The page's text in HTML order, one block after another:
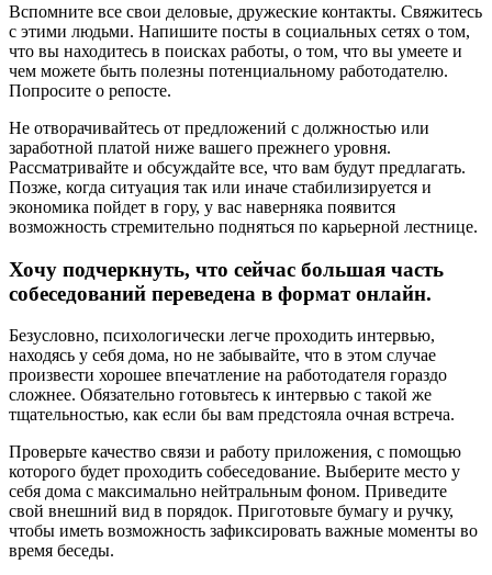
Вспомните все свои деловые, дружеские контакты. Свяжитесь
с этими людьми. Напишите посты в социальных сетях о том,
что вы находитесь в поисках работы, о том, что вы умеете и
чем можете быть полезны потенциальному работодателю.
Попросите о репосте.
Не отворачивайтесь от предложений с должностью или
заработной платой ниже вашего прежнего уровня.
Рассматривайте и обсуждайте все, что вам будут предлагать.
Позже, когда ситуация так или иначе стабилизируется и
экономика пойдет в гору, у вас наверняка появится
возможность стремительно подняться по карьерной лестнице.
Хочу подчеркнуть, что сейчас большая часть
собеседований переведена в формат онлайн.
Безусловно, психологически легче проходить интервью,
находясь у себя дома, но не забывайте, что в этом случае
произвести хорошее впечатление на работодателя гораздо
сложнее. Обязательно готовьтесь к интервью с такой же
тщательностью, как если бы вам предстояла очная встреча.
Проверьте качество связи и работу приложения, с помощью
которого будет проходить собеседование. Выберите место у
себя дома с максимально нейтральным фоном. Приведите
свой внешний вид в порядок. Приготовьте бумагу и ручку,
чтобы иметь возможность зафиксировать важные моменты во
время беседы.